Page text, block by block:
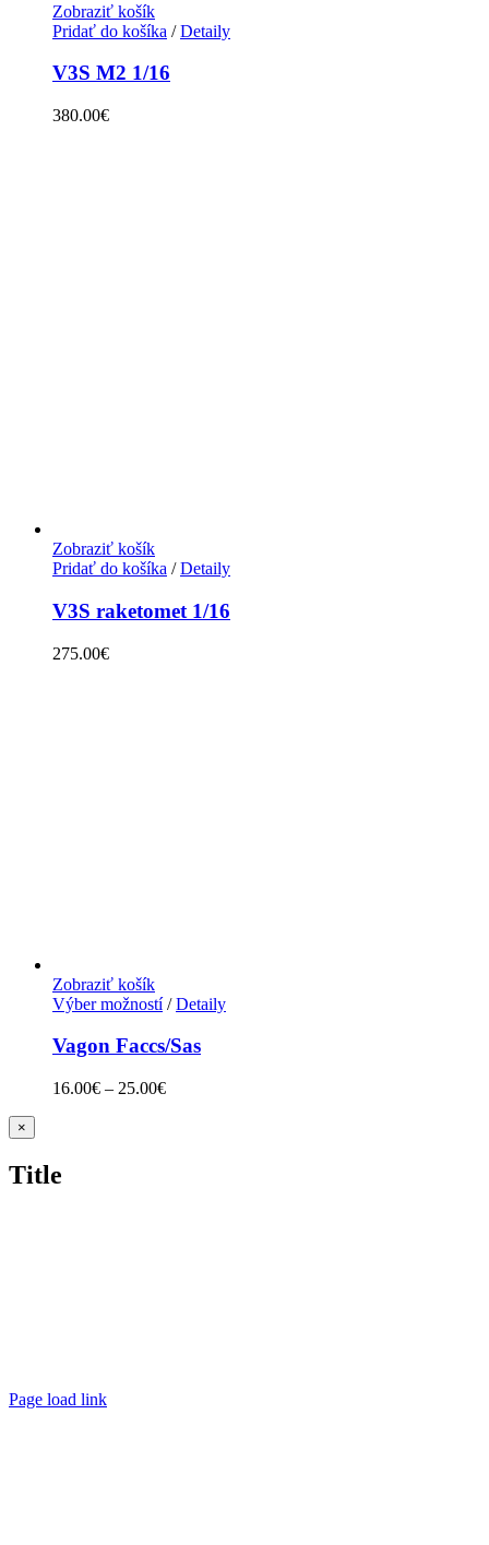
Zobraziť košík
Pridať do košíka / Detaily
V3S M2 1/16
380.00€
Zobraziť košík
Pridať do košíka / Detaily
V3S raketomet 1/16
275.00€
Zobraziť košík
Výber možností/ Detaily
Vagon Faccs/Sas
16.00€ – 25.00€
Zatvoriť
rýchle
produktu
×
Title
Page load link